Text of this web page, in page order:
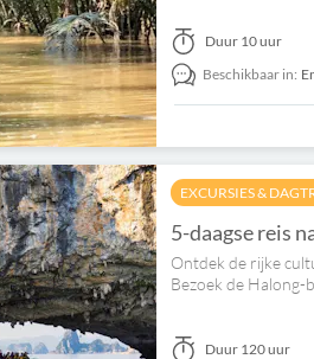
Duur 10 uur
Beschikbaar in:
EXCURSIES &
5-daagse reis
Ontdek de rijke
Bezoek de Halong-
Duur 120 uur